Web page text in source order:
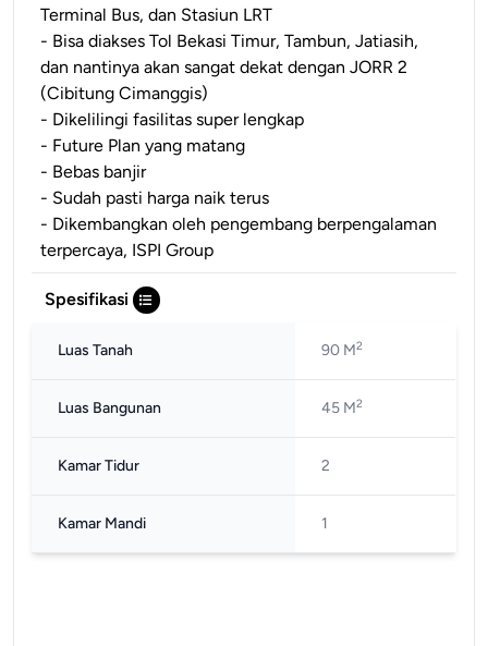
Terminal Bus, dan Stasiun LRT
- Bisa diakses Tol Bekasi Timur, Tambun, Jatiasih,
dan nantinya akan sangat dekat dengan JORR 2
(Cibitung Cimanggis)
- Dikelilingi fasilitas super lengkap
- Future Plan yang matang
- Bebas banjir
- Sudah pasti harga naik terus
- Dikembangkan oleh pengembang berpengalaman
terpercaya, ISPI Group
Spesifikasi
Luas Tanah 90 M2
Luas Bangunan 45 M2
Kamar Tidur 2
Kamar Mandi 1